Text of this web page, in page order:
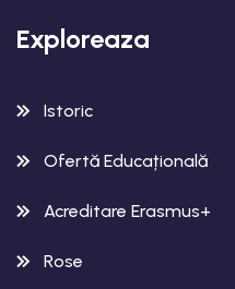
Exploreaza
Istoric
Ofertă Educațională
Acreditare Erasmus+
Rose